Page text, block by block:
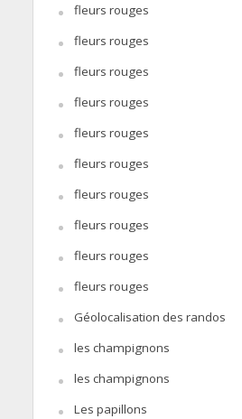
fleurs rouges
fleurs rouges
fleurs rouges
fleurs rouges
fleurs rouges
fleurs rouges
fleurs rouges
fleurs rouges
fleurs rouges
fleurs rouges
Géolocalisation des randos
les champignons
les champignons
Les papillons